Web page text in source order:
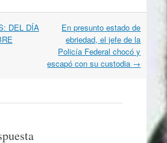
DEL DÍA
En presunto estado de
ebriedad, el jefe de la
Policía Federal chocó y
escapó con su custodia →